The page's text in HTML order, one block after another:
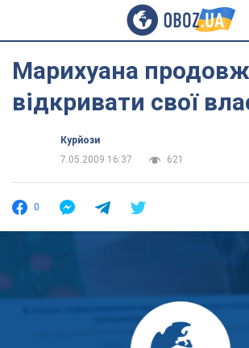
Марихуана
відкривати свої
Курйози
7.05.2009 16:37
621
0